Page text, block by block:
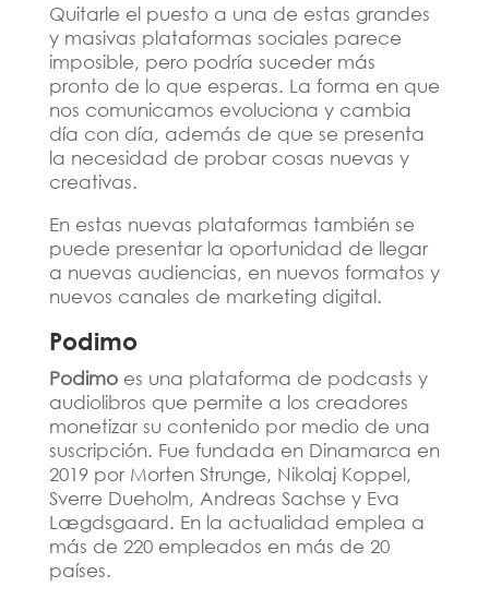
Quitarle el puesto a una de estas grandes
y masivas plataformas sociales parece
imposible, pero podría suceder más
pronto de lo que esperas. La forma en que
nos comunicamos evoluciona y cambia
día con día, además de que se presenta
la necesidad de probar cosas nuevas y
creativas.
En estas nuevas plataformas también se
puede presentar la oportunidad de llegar
a nuevas audiencias, en nuevos formatos y
nuevos canales de marketing digital.
Podimo
Podimoes una plataforma de podcasts y
audiolibros que permite a los creadores
monetizar su contenido por medio de una
suscripción. Fue fundada en Dinamarca en
2019 por Morten Strunge, Nikolaj Koppel,
Sverre Dueholm, Andreas Sachse y Eva
Lægdsgaard. En la actualidad emplea a
más de 220 empleados en más de 20
países.